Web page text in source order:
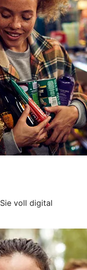
voll digital